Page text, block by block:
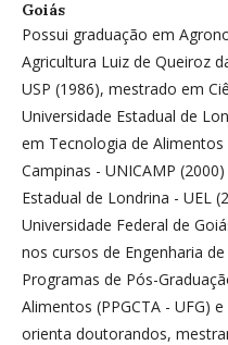
Goiás
Possui graduação em
Agricultura Luiz de Queiroz
USP (1986), mestrado em
Universidade Estadual de
em Tecnologia de Alimentos
Campinas - UNICAMP
Estadual de Londrina - UEL
Universidade Federal de
nos cursos de Engenharia
Programas de Pós-
Alimentos (PPGCTA - UFG)
orienta doutorandos,